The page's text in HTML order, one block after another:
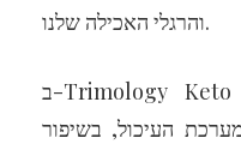
והרגלי האכילה שלנו.
ב-Trimology Keto Capsules רכיב זה מסייע
העיכול, בשיפור